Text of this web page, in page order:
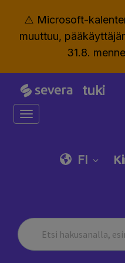
⚠️ Microsoft-
muuttuu,
31.8.
tuki
Toggle navigation
FI